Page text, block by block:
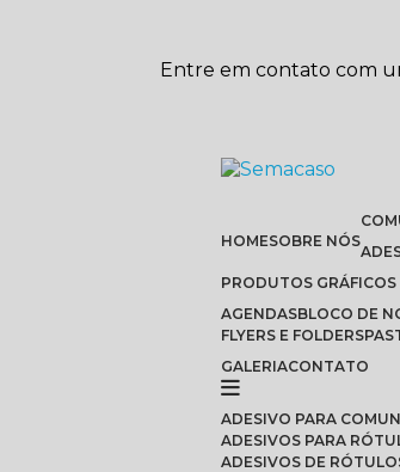
Entre em contato com
HOME SOBRE NÓS
PRODUTOS GRÁFICOS
AGENDAS BLOCO DE
FLYERS E FOLDERS
GALERIA CONTATO
ADESIVO PARA
ADESIVOS PARA
ADESIVOS DE